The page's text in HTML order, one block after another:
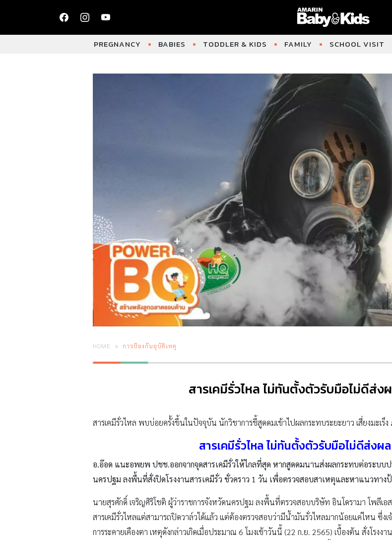
PREGNANCY BABIES TODDLER & KIDS FAMILY SCHOOL VISIT
HOME การป้องกันอุบัติเหตุ
สารเคมีรั่วไหล ไม่ทันตั้งตัวรับมือไม่ดีส่ง
สารเคมีรั่วไหล พบบ่อยครั้งขึ้นในปัจจุบัน นักวิชาการชี้สูดดมเข้าไปผลกระทบระยะยาว เสี่ยงมะเร็
สารเคมีรั่วไหล ไม่ทันตั้งตัวรับมือไม่ดีส่งผ
อ.อ๊อด แนะอพยพ ปชช.ออกจากจุดสารเคมีรั่วให้ไกลที่สุด หากสูดดมนานส่งผลกระทบต่อระบบป
นครปฐม ลงพื้นที่สั่งปิดโรงงานสารเคมีรั่ว ชั่วคราว 1 วัน เพื่อตรวจสอบสาเหตุและหาแนวทางป้
นายสุรศักดิ์ เจริญศิริโชติ ผู้ว่าราชการจังหวัดนครปฐม ลงพื้นที่ตรวจสอบบริษัท อินโดรามา โพลีเ
สารเคมีรั่วไหลแต่สามารถปิดวาล์วได้แล้ว แต่ต้องตรวจสอบว่ามีน้ำมันรั่วไหลมากน้อยแค่ไหน ซึ่ง
การระคายเคืองตา เหตุดังกล่าวเกิดเมื่อประมาณ 6 โมงเช้าวันนี้ (22 ก.ย. 2565) เบื้องต้น สั่งโรง